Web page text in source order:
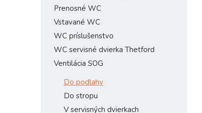
Prenosné WC
Vstavané WC
WC príslušenstvo
WC servisné dvierka Thetford
Ventilácia SOG
Do podlahy
Do stropu
V servisných dvierkach